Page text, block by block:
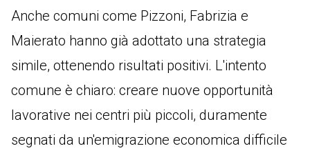
Anche comuni come Pizzoni, Fabrizia e
Maierato hanno già adottato una strategia
simile, ottenendo risultati positivi. L'intento
comune è chiaro: creare nuove opportunità
lavorative nei centri più piccoli, duramente
segnati da un'emigrazione economica difficile